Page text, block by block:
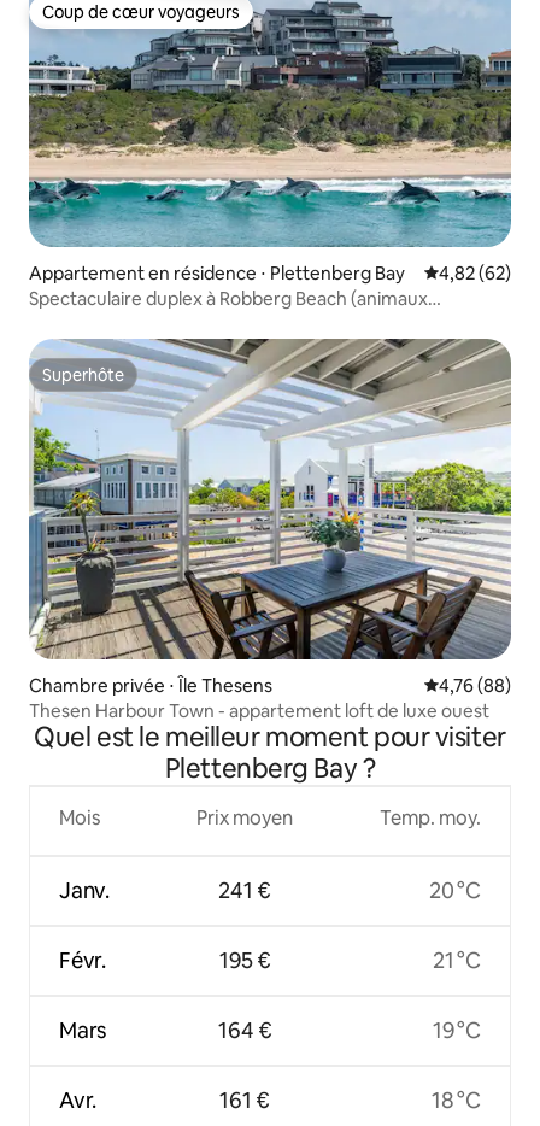
Coup de cœur voyageurs
Coup de cœur voyageurs
Appartement en résidence ⋅ Plettenberg Bay Évaluation
4,82 (62)
Spectaculaire duplex à Robberg Beach (animaux
Superhôte
Superhôte
Chambre privée ⋅ Île Thesens Évaluation
4,76 (88)
Thesen Harbour Town - appartement loft de luxe ouest
Quel est le meilleur moment pour visiter
Plettenberg Bay ?
Mois
Janv.
Févr.
Mars
Avr.
Prix moyen
241 €
195 €
164 €
161 €
Temp. moy.
20 °C
21 °C
19 °C
18 °C